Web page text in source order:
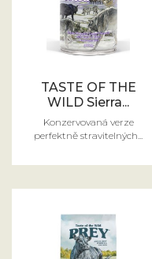
TASTE OF THE
WILD Sierra...
Konzervovaná verze
perfektně stravitelných...